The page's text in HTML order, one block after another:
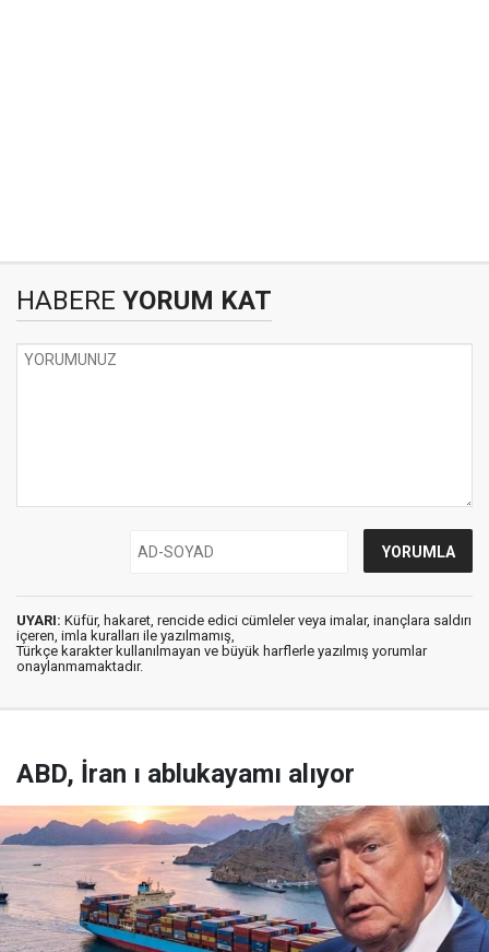
HABERE YORUM KAT
UYARI: Küfür, hakaret, rencide edici cümleler veya imalar, inançlara saldırı
içeren, imla kuralları ile yazılmamış,
Türkçe karakter kullanılmayan ve büyük harflerle yazılmış yorumlar
onaylanmamaktadır.
ABD, İran ı ablukayamı alıyor